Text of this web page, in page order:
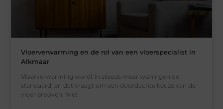
Vloerverwarming en de rol van een vloerspecialist in
Alkmaar
Vloerverwarming wordt in steeds meer woningen de
standaard, en dat vraagt om een doordachte keuze van de
vloer erboven. Niet